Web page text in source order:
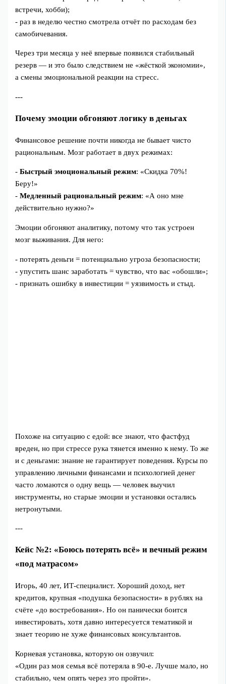
встречи, хобби);
- раз в неделю честно смотрела отчёт по расходам без
самобичевания.
Через три месяца у неё впервые появился стабильный
резерв — и это было следствием не «жёсткой экономии»,
а смены эмоциональной реакции на стресс.
---
Почему эмоции обгоняют логику в деньгах
Финансовое решение почти никогда не бывает чисто
рациональным. Мозг работает в двух режимах:
-Быстрый эмоциональный режим: «Скидка 70%!
Беру!»
-Медленный рациональный режим: «А оно мне
действительно нужно?»
Эмоции обгоняют аналитику, потому что так устроен
мозг выживания. Для него:
- потерять деньги = потенциально угроза безопасности;
- упустить шанс заработать = чувство, что вас «обошли»;
- признать ошибку в инвестиции = уязвимость и стыд.
Похоже на ситуацию с едой: все знают, что фастфуд
вреден, но при стрессе рука тянется именно к нему. То же
и с деньгами: знание не гарантирует поведения. Курсы по
управлению личными финансами и психологией денег
часто ломаются о одну вещь — человек выучил
инструменты, но старые эмоции и установки остались
нетронутыми.
---
Кейс №2: «Боюсь потерять всё» и вечный режим
«под матрасом»
Игорь, 40 лет, ИТ-специалист. Хороший доход, нет
кредитов, крупная «подушка безопасности» в рублях на
счёте «до востребования». Но он панически боится
инвестировать, хотя давно интересуется тематикой и
знает теорию не хуже финансовых консультантов.
Корневая установка, которую он озвучил:
«Один раз моя семья всё потеряла в 90-е. Лучше мало, но
стабильно, чем опять через это пройти».